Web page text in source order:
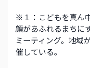
※１：こどもを真ん
顔があふれるまちに
ミーティング。地域
催している。